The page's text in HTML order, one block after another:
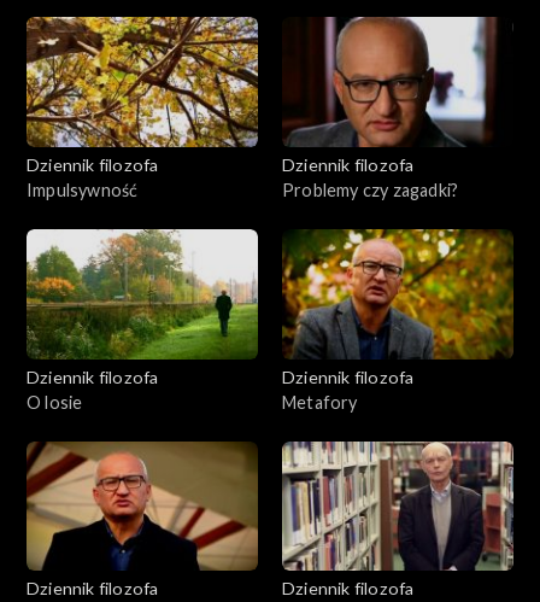
Dziennik filozofa
Impulsywność
Dziennik filozofa
Problemy czy zagadki?
Dziennik filozofa
O losie
Dziennik filozofa
Metafory
Dziennik filozofa
Dziennik filozofa